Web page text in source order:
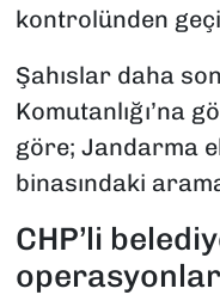
kontrolünden
Şahıslar daha
Komutanlığı’na
göre; Jandarma
binasındaki
CHP’li